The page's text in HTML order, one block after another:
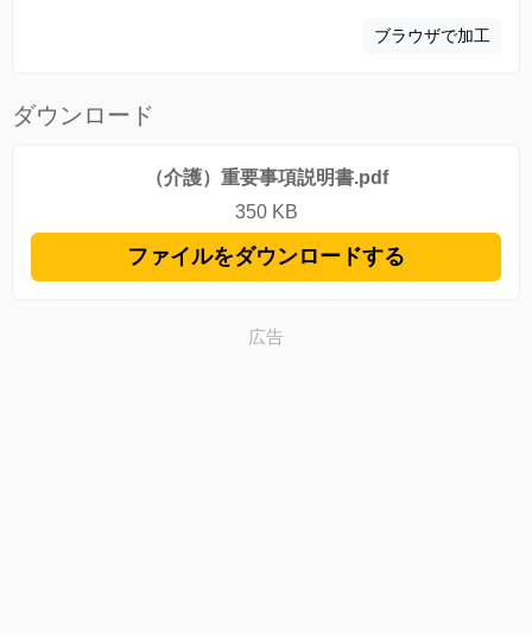
ブラウザで加工
ダウンロード
（介護）重要事項説明書.pdf
350 KB
ファイルをダウンロードする
広告